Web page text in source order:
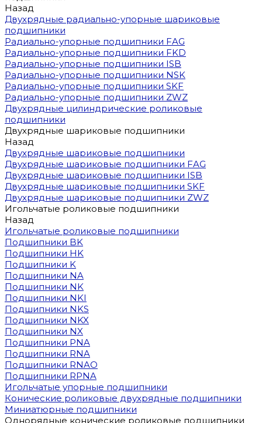
Назад
Двухрядные радиально-упорные шариковые
подшипники
Радиально-упорные подшипники FAG
Радиально-упорные подшипники FKD
Радиально-упорные подшипники ISB
Радиально-упорные подшипники NSK
Радиально-упорные подшипники SKF
Радиально-упорные подшипники ZWZ
Двухрядные цилиндрические роликовые
подшипники
Двухрядные шариковые подшипники
Назад
Двухрядные шариковые подшипники
Двухрядные шариковые подшипники FAG
Двухрядные шариковые подшипники ISB
Двухрядные шариковые подшипники SKF
Двухрядные шариковые подшипники ZWZ
Игольчатые роликовые подшипники
Назад
Игольчатые роликовые подшипники
Подшипники BK
Подшипники HK
Подшипники K
Подшипники NA
Подшипники NK
Подшипники NKI
Подшипники NKS
Подшипники NKX
Подшипники NX
Подшипники PNA
Подшипники RNA
Подшипники RNAO
Подшипники RPNA
Игольчатые упорные подшипники
Конические роликовые двухрядные подшипники
Миниатюрные подшипники
Однорядные конические роликовые подшипники